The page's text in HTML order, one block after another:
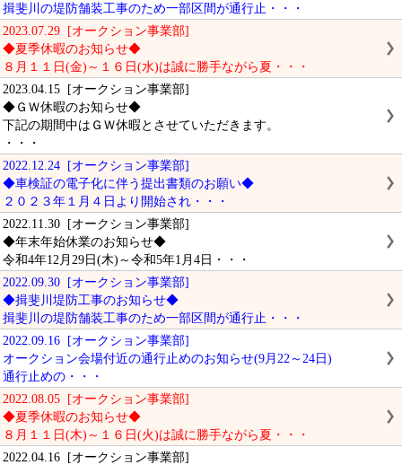
揖斐川の堤防舗装工事のため一部区間が通行止・・・
2023.07.29 [オークション事業部]
◆夏季休暇のお知らせ◆
８月１１日(金)～１６日(水)は誠に勝手ながら夏・・・
2023.04.15 [オークション事業部]
◆ＧＷ休暇のお知らせ◆
下記の期間中はＧＷ休暇とさせていただきます。
・・・
2022.12.24 [オークション事業部]
◆車検証の電子化に伴う提出書類のお願い◆
２０２３年１月４日より開始され・・・
2022.11.30 [オークション事業部]
◆年末年始休業のお知らせ◆
令和4年12月29日(木)～令和5年1月4日・・・
2022.09.30 [オークション事業部]
◆揖斐川堤防工事のお知らせ◆
揖斐川の堤防舗装工事のため一部区間が通行止・・・
2022.09.16 [オークション事業部]
オークション会場付近の通行止めのお知らせ(9月22～24日)
通行止めの・・・
2022.08.05 [オークション事業部]
◆夏季休暇のお知らせ◆
８月１１日(木)～１６日(火)は誠に勝手ながら夏・・・
2022.04.16 [オークション事業部]